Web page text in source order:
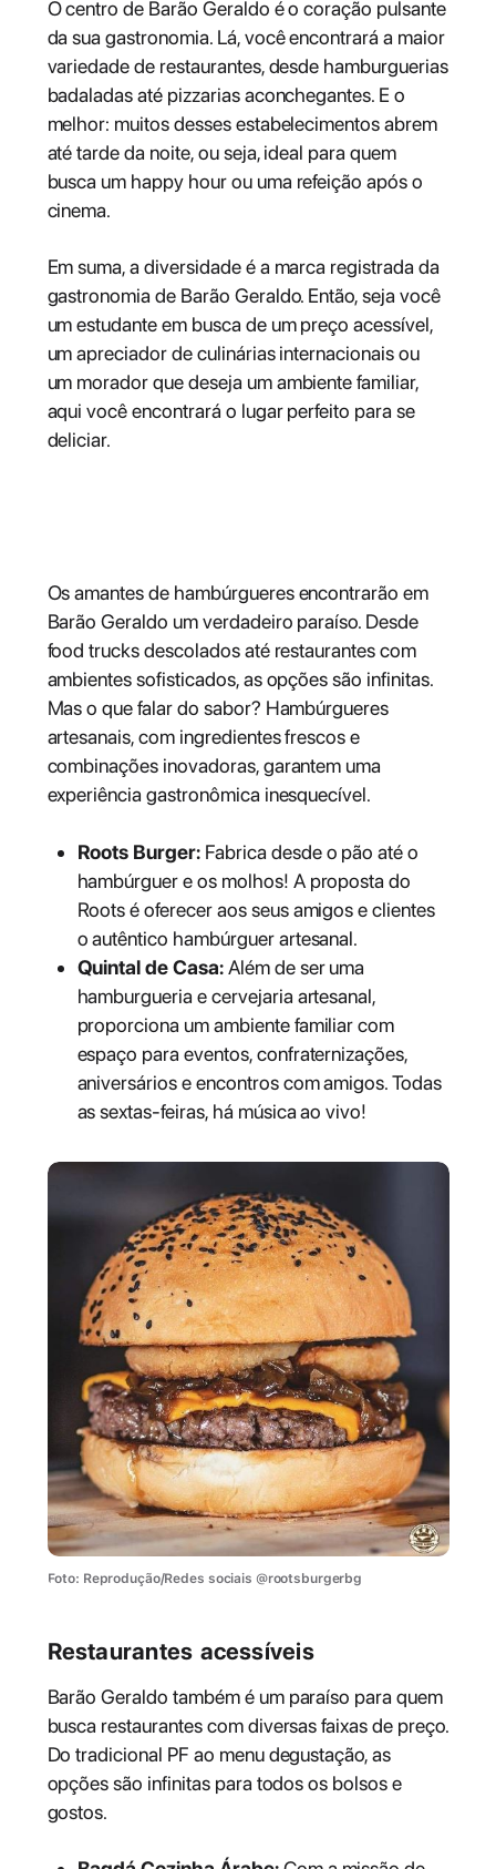
O centro de Barão Geraldo é o coração pulsante
da sua gastronomia. Lá, você encontrará a maior
variedade de restaurantes, desde hamburguerias
badaladas até pizzarias aconchegantes. E o
melhor: muitos desses estabelecimentos abrem
até tarde da noite, ou seja, ideal para quem
busca um happy hour ou uma refeição após o
cinema.
Em suma, a diversidade é a marca registrada da
gastronomia de Barão Geraldo. Então, seja você
um estudante em busca de um preço acessível,
um apreciador de culinárias internacionais ou
um morador que deseja um ambiente familiar,
aqui você encontrará o lugar perfeito para se
deliciar.
Os amantes de hambúrgueres encontrarão em
Barão Geraldo um verdadeiro paraíso. Desde
food trucks descolados até restaurantes com
ambientes sofisticados, as opções são infinitas.
Mas o que falar do sabor? Hambúrgueres
artesanais, com ingredientes frescos e
combinações inovadoras, garantem uma
experiência gastronômica inesquecível.
Roots Burger: Fabrica desde o pão até o
hambúrguer e os molhos! A proposta do
Roots é oferecer aos seus amigos e clientes
o autêntico hambúrguer artesanal.
Quintal de Casa:Além de ser uma
hamburgueria e cervejaria artesanal,
proporciona um ambiente familiar com
espaço para eventos, confraternizações,
aniversários e encontros com amigos. Todas
as sextas-feiras, há música ao vivo!
Foto: Reprodução/Redes sociais @rootsburgerbg
Restaurantes acessíveis
Barão Geraldo também é um paraíso para quem
busca restaurantes com diversas faixas de preço.
Do tradicional PF ao menu degustação, as
opções são infinitas para todos os bolsos e
gostos.